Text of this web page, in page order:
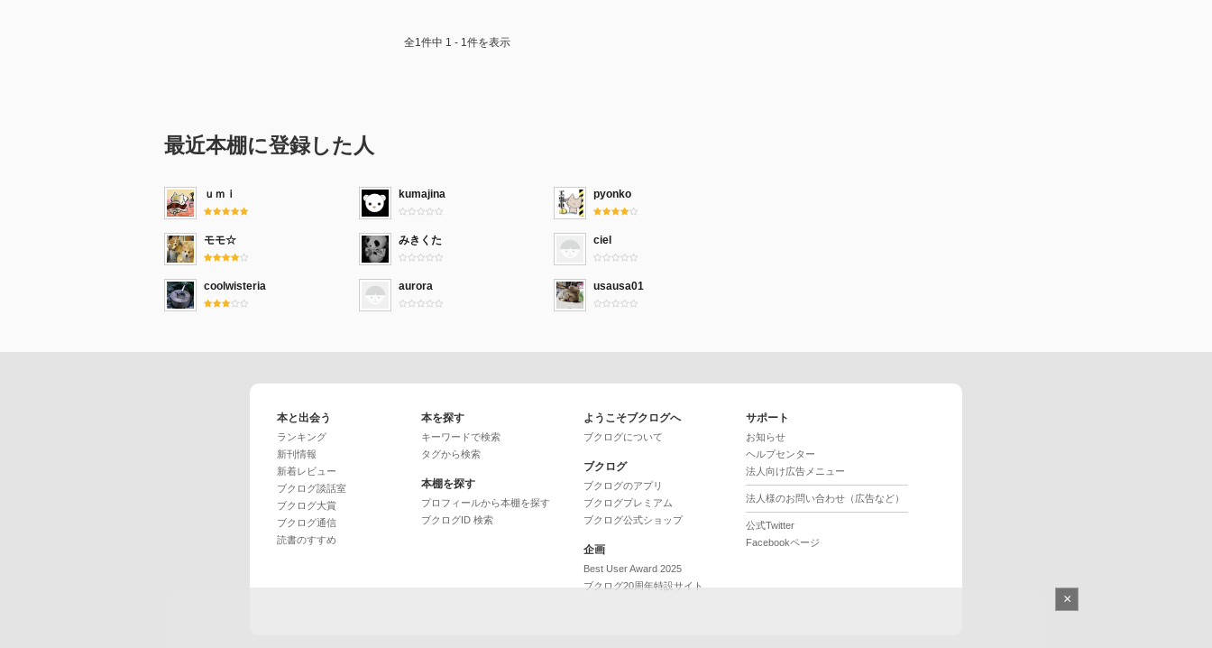
てことですが、まだシーズン６。長いね、シーズン17まであるんよ。
て、覚えてるのはスーツのマイケルとシカゴファイアのハーマン（笑
全1件中 1 - 1件を表示
最近本棚に登録した人
ｕｍｉ kumajina pyonko
モモ☆ みきくた ciel
coolwisteria aurora usausa01
本と出会う
ランキング
新刊情報
新着レビュー
ブクログ談話室
ブクログ大賞
ブクログ通信
読書のすすめ
本を探す
キーワードで検索
タグから検索
本棚を探す
プロフィールから本棚を探す
ブクログID 検索
ようこそブクログへ
ブクログについて
ブクログ
ブクログのアプリ
ブクログプレミアム
ブクログ公式ショップ
企画
Best User Award 2025
ブクログ20周年特設サイト
サポート
お知らせ
ヘルプセンター
法人向け広告メニュー
法人様のお問い合わせ（広告など）
公式Twitter
Facebookページ
×